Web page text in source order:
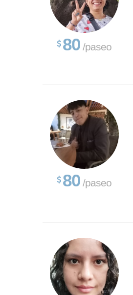
80 /paseo
80 /paseo